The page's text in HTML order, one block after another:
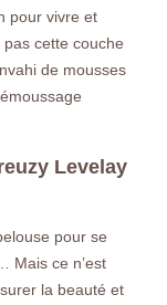
pour vivre et
cette couche
de mousses
Levelay
pour se
Mais ce n’est
la beauté et